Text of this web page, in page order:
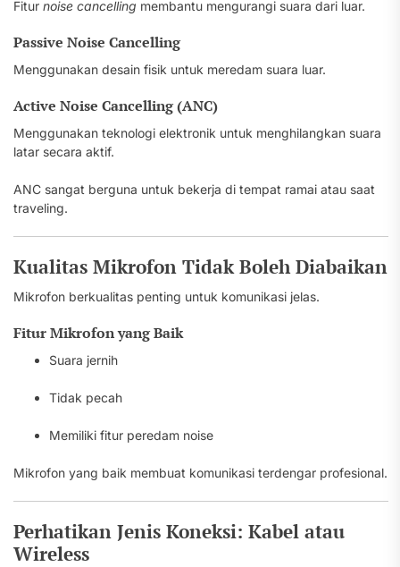
Fitur noise cancelling membantu mengurangi suara dari luar.
Passive Noise Cancelling
Menggunakan desain fisik untuk meredam suara luar.
Active Noise Cancelling (ANC)
Menggunakan teknologi elektronik untuk menghilangkan suara
latar secara aktif.
ANC sangat berguna untuk bekerja di tempat ramai atau saat
traveling.
Kualitas Mikrofon Tidak Boleh Diabaikan
Mikrofon berkualitas penting untuk komunikasi jelas.
Fitur Mikrofon yang Baik
Suara jernih
Tidak pecah
Memiliki fitur peredam noise
Mikrofon yang baik membuat komunikasi terdengar profesional.
Perhatikan Jenis Koneksi: Kabel atau
Wireless